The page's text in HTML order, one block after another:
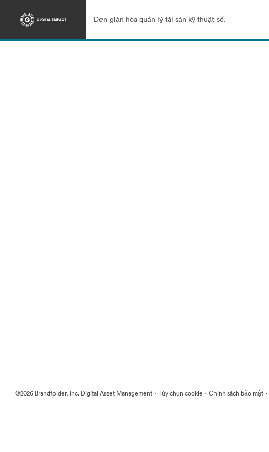
Đơn giản hóa quản lý tài sản kỹ thuật số.
©2026 Brandfolder, Inc. Digital Asset Management · Tùy chọn cookie · Chính sách bảo mật ·